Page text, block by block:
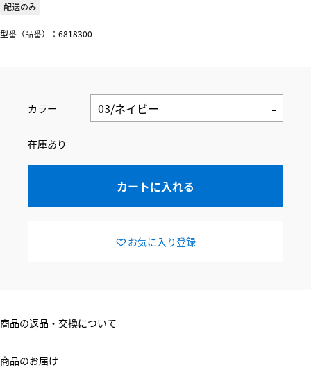
配送のみ
型番（品番）：6818300
カラー
在庫あり
カートに入れる
お気に入り登録
商品の返品・交換について
商品のお届け